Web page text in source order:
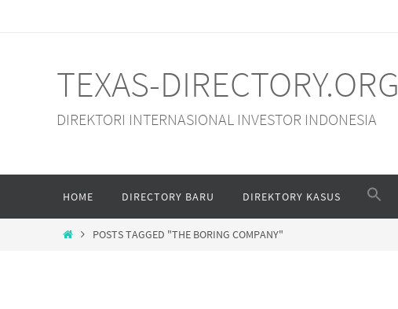
TEXAS-DIRECTORY.ORG
DIREKTORI INTERNASIONAL INVESTOR INDONESIA
content
HOME DIRECTORY BARU DIREKTORY KASUS
HOMEPOSTS TAGGED "THE BORING COMPANY"